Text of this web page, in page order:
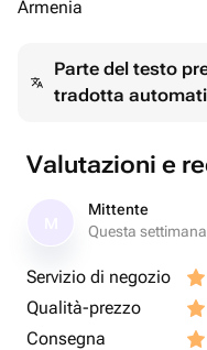
Armenia
Parte del testo
tradotta
Valutazioni e
Mittente
Questa settimana
Servizio di negozio
Qualità-prezzo
Consegna